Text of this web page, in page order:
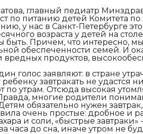
главный педиатр
по питанию детей Комитета
у нас в Санкт-Петербурге
возраста у детей на
быть. Причем, что интересно,
обеспеченности семей. И
вредных продуктов,
голос заявляют: в стране
завтракать не удастся
по утрам. Отсюда высокая
многие родители
обязательно нужен
очень простые: дробное и
и соли, «быстрые
часа до сна, иначе утром не